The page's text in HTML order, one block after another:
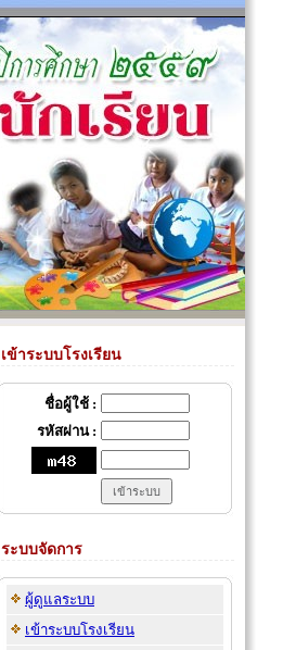
เข้าระบบโรงเรียน
ชื่อผู้ใช้ :
รหัสผ่าน :
ระบบจัดการ
ผู้ดูแลระบบ
เข้าระบบโรงเรียน